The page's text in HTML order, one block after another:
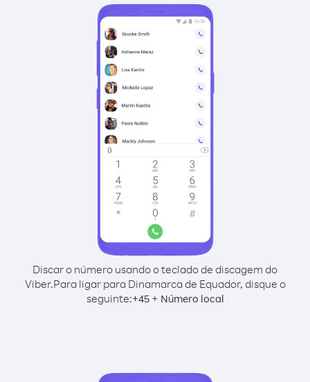
Discar o número usando o teclado de discagem do
Viber.Para ligar para Dinamarca de Equador, disque o
seguinte:+45+ Número local